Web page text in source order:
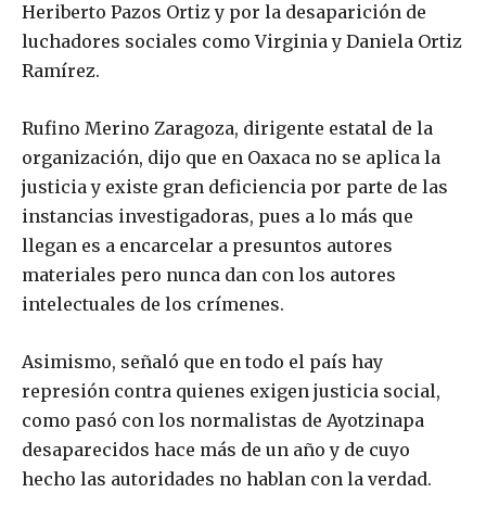
Heriberto Pazos Ortiz y por la desaparición de
luchadores sociales como Virginia y Daniela Ortiz
Ramírez.
Rufino Merino Zaragoza, dirigente estatal de la
organización, dijo que en Oaxaca no se aplica la
justicia y existe gran deficiencia por parte de las
instancias investigadoras, pues a lo más que
llegan es a encarcelar a presuntos autores
materiales pero nunca dan con los autores
intelectuales de los crímenes.
Asimismo, señaló que en todo el país hay
represión contra quienes exigen justicia social,
como pasó con los normalistas de Ayotzinapa
desaparecidos hace más de un año y de cuyo
hecho las autoridades no hablan con la verdad.